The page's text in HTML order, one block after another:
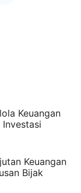
Keuangan
Keuangan
Bijak